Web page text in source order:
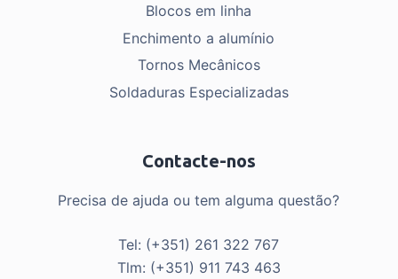
Blocos em linha
Enchimento a alumínio
Tornos Mecânicos
Soldaduras Especializadas
Contacte-nos
Precisa de ajuda ou tem alguma questão?
Tel: (+351) 261 322 767
Tlm: (+351) 911 743 463